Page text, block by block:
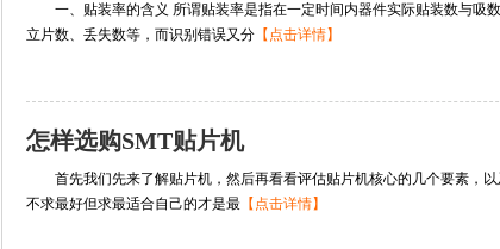
一、贴装率的含义 所谓贴装率是指在一定时间内器件实际贴装数与吸
立片数、丢失数等，而识别错误又分 【点击详情】
怎样选购SMT贴片机
首先我们先来了解贴片机，然后再看看评估贴片机核心的几个要素，
不求最好但求最适合自己的才是最 【点击详情】